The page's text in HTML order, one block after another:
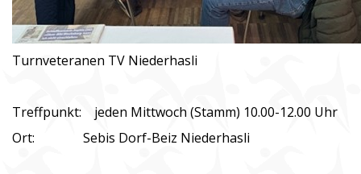
Turnveteranen TV Niederhasli
Treffpunkt: jeden Mittwoch (Stamm) 10.00-12.00 Uhr
Ort: Sebis Dorf-Beiz Niederhasli